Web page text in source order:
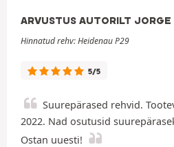
ARVUSTUS AUTORILT JORGE
Hinnatud rehv: Heidenau P29
5/5
Suurepärased rehvid.
2022. Nad osutusid
Ostan uuesti!